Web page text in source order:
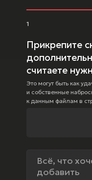
1
Прикрепите
считаете
Это могут быть как
и собственные
к данным файлам в